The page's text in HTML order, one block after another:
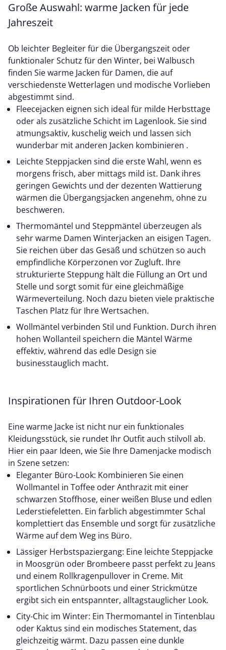
Große Auswahl: warme Jacken für jede
Jahreszeit
Ob leichter Begleiter für die Übergangszeit oder
funktionaler Schutz für den Winter, bei Walbusch
finden Sie warme Jacken für Damen, die auf
verschiedenste Wetterlagen und modische Vorlieben
abgestimmt sind.
Fleecejacken eignen sich ideal für milde Herbsttage
oder als zusätzliche Schicht im Lagenlook. Sie sind
atmungsaktiv, kuschelig weich und lassen sich
wunderbar mit anderen Jacken kombinieren .
Leichte Steppjacken sind die erste Wahl, wenn es
morgens frisch, aber mittags mild ist. Dank ihres
geringen Gewichts und der dezenten Wattierung
wärmen die Übergangsjacken angenehm, ohne zu
beschweren.
Thermomäntel und Steppmäntel überzeugen als
sehr warme Damen Winterjacken an eisigen Tagen.
Sie reichen über das Gesäß und schützen so auch
empfindliche Körperzonen vor Zugluft. Ihre
strukturierte Steppung hält die Füllung an Ort und
Stelle und sorgt somit für eine gleichmäßige
Wärmeverteilung. Noch dazu bieten viele praktische
Taschen Platz für Ihre Wertsachen.
Wollmäntel verbinden Stil und Funktion. Durch ihren
hohen Wollanteil speichern die Mäntel Wärme
effektiv, während das edle Design sie
businesstauglich macht.
Inspirationen für Ihren Outdoor-Look
Eine warme Jacke ist nicht nur ein funktionales
Kleidungsstück, sie rundet Ihr Outfit auch stilvoll ab.
Hier ein paar Ideen, wie Sie Ihre Damenjacke modisch
in Szene setzen:
Eleganter Büro-Look: Kombinieren Sie einen
Wollmantel in Toffee oder Anthrazit mit einer
schwarzen Stoffhose, einer weißen Bluse und edlen
Lederstiefeletten. Ein farblich abgestimmter Schal
komplettiert das Ensemble und sorgt für zusätzliche
Wärme auf dem Weg ins Büro.
Lässiger Herbstspaziergang: Eine leichte Steppjacke
in Moosgrün oder Brombeere passt perfekt zu Jeans
und einem Rollkragenpullover in Creme. Mit
sportlichen Schnürboots und einer Strickmütze
ergibt sich ein entspannter, alltagstauglicher Look.
City-Chic im Winter: Ein Thermomantel in Tintenblau
oder Kaktus sind ein modisches Statement, das
gleichzeitig wärmt. Dazu passen eine dunkle